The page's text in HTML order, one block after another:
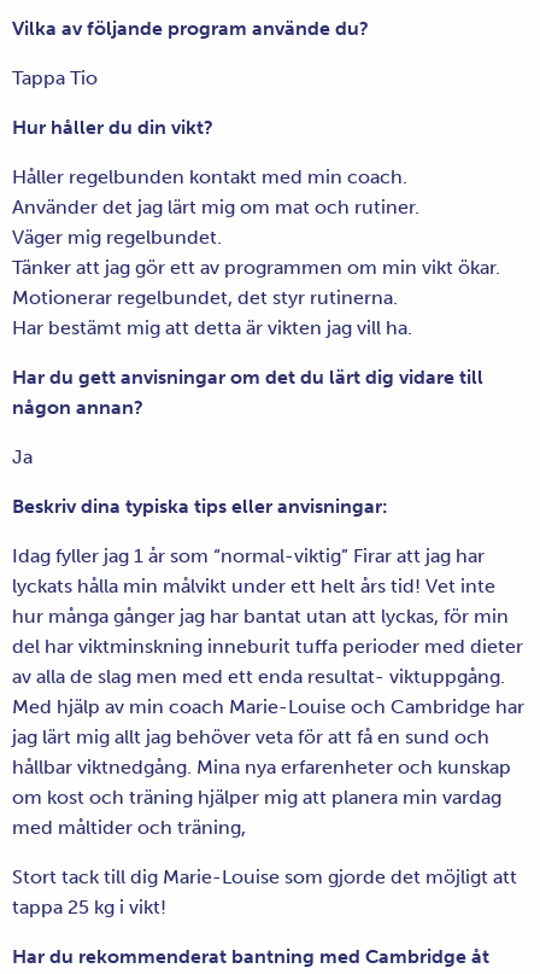
Vilka av följande program använde du?
Tappa Tio
Hur håller du din vikt?
Håller regelbunden kontakt med min coach.
Använder det jag lärt mig om mat och rutiner.
Väger mig regelbundet.
Tänker att jag gör ett av programmen om min vikt ökar.
Motionerar regelbundet, det styr rutinerna.
Har bestämt mig att detta är vikten jag vill ha.
Har du gett anvisningar om det du lärt dig vidare till
någon annan?
Ja
Beskriv dina typiska tips eller anvisningar:
Idag fyller jag 1 år som “normal-viktig” Firar att jag har
lyckats hålla min målvikt under ett helt års tid! Vet inte
hur många gånger jag har bantat utan att lyckas, för min
del har viktminskning inneburit tuffa perioder med dieter
av alla de slag men med ett enda resultat- viktuppgång.
Med hjälp av min coach Marie-Louise och Cambridge har
jag lärt mig allt jag behöver veta för att få en sund och
hållbar viktnedgång. Mina nya erfarenheter och kunskap
om kost och träning hjälper mig att planera min vardag
med måltider och träning,
Stort tack till dig Marie-Louise som gjorde det möjligt att
tappa 25 kg i vikt!
Har du rekommenderat bantning med Cambridge åt